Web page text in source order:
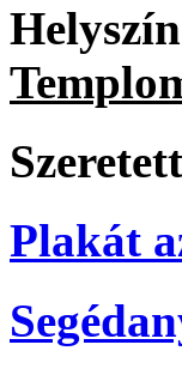
Helyszín
Plakát